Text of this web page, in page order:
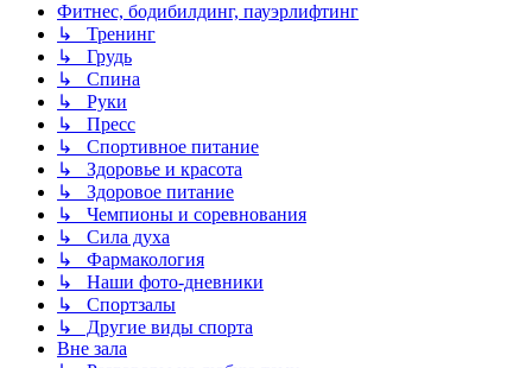
Фитнес, бодибилдинг, пауэрлифтинг
↳ Тренинг
↳ Грудь
↳ Спина
↳ Руки
↳ Пресс
↳ Спортивное питание
↳ Здоровье и красота
↳ Здоровое питание
↳ Чемпионы и соревнования
↳ Сила духа
↳ Фармакология
↳ Наши фото-дневники
↳ Спортзалы
↳ Другие виды спорта
Вне зала